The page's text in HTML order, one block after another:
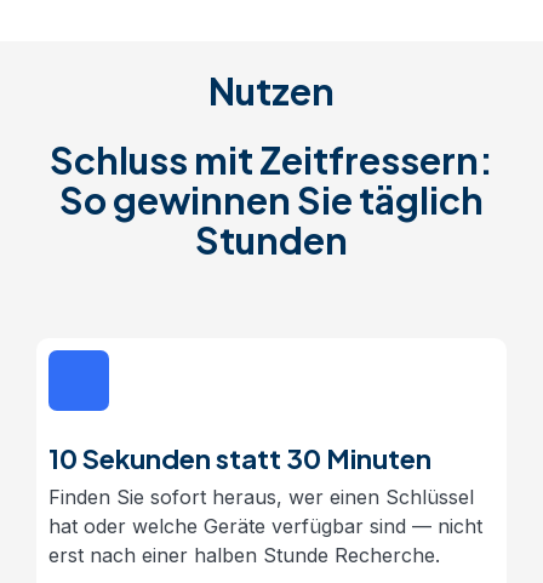
Nutzen
Schluss mit Zeitfressern:
So gewinnen Sie täglich
Stunden
10 Sekunden statt 30 Minuten
Finden Sie sofort heraus, wer einen Schlüssel
hat oder welche Geräte verfügbar sind — nicht
erst nach einer halben Stunde Recherche.